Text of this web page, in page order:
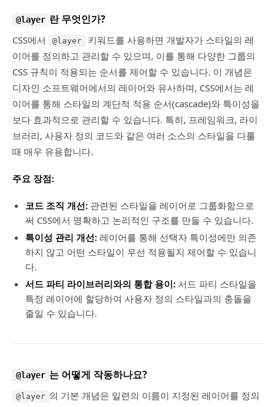
@layer 란 무엇인가?
CSS에서 @layer
키워드를 사용하면 개발자가 스타일의 레
이어를 정의하고 관리할 수 있으며, 이를 통해 다양한 그룹의
CSS 규칙이 적용되는 순서를 제어할 수 있습니다. 이 개념은
디자인 소프트웨어에서의 레이어와 유사하며, CSS에서는 레
이어를 통해 스타일의 계단적 적용 순서(cascade)와 특이성을
보다 효과적으로 관리할 수 있습니다. 특히, 프레임워크, 라이
브러리, 사용자 정의 코드와 같은 여러 소스의 스타일을 다룰
때 매우 유용합니다.
주요 장점:
코드 조직 개선: 관련된 스타일을 레이어로 그룹화함으로
써 CSS에서 명확하고 논리적인 구조를 만들 수 있습니다.
특이성 관리 개선: 레이어를 통해 선택자 특이성에만 의존
하지 않고 어떤 스타일이 우선 적용될지 제어할 수 있습니
다.
서드 파티 라이브러리와의 통합 용이: 서드 파티 스타일을
특정 레이어에 할당하여 사용자 정의 스타일과의 충돌을
줄일 수 있습니다.
@layer 는 어떻게 작동하나요?
@layer 의 기본 개념은 일련의 이름이 지정된 레이어를 정의